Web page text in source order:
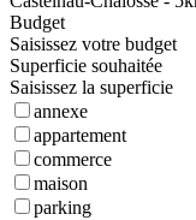
Budget
Saisissez votre budget
Superficie souhaitée
Saisissez la superficie
annexe
appartement
commerce
maison
parking